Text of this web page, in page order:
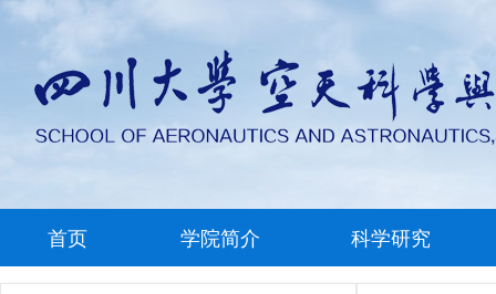
首页 学院简介 科学研究